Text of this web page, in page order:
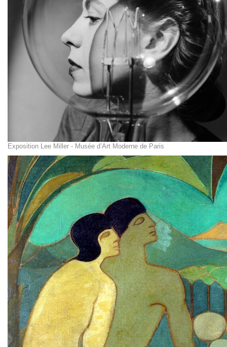
Exposition Lee Miller - Musée d’Art Moderne de Paris